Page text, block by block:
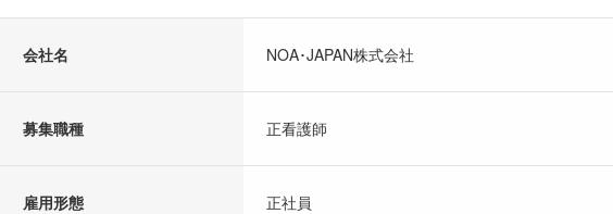
会社名 NOA･JAPAN株式会社
募集職種 正看護師
雇用形態 正社員